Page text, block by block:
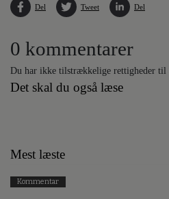
Del Tweet Del
0 kommentarer
Du har ikke tilstrækkelige rettigheder til
Det skal du også læse
Mest læste
Kommentar